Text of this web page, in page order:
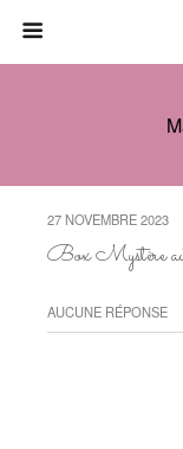
27 NOVEMBRE 2023
Box Mystère
AUCUNE RÉPONSE